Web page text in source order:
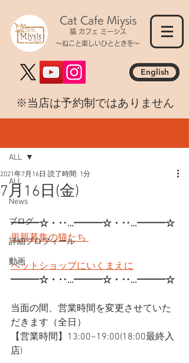
Cat Cafe Miysis
猫 カフェ ミーシス
～ねこと楽しいひとときを～
English
​※当店は予約制ではありません
ALL
News
ブログ
詳細プロフィール
動画
ALL
7月16日(金)
2021年7月16日 読了時間: 1分
━━━☆・‥…━━━☆・‥…━━━☆
里親募集の猫たち
ペットショップにいくまえに
━━━☆・‥…━━━☆・‥…━━━☆
当面の間、営業時間を変更させていた
だきます（全日）
【営業時間】13:00~19:00(18:00最終入
店)